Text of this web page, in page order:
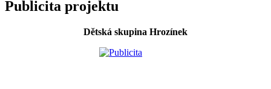
Publicita projektu
Dětská skupina Hrozínek